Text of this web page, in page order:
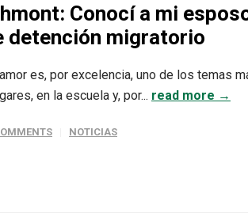
Conocí a mi
detención migratorio
es, por excelencia, uno de los temas
en la escuela y, por... read more →
NOTICIAS